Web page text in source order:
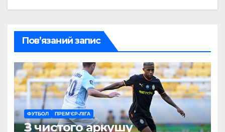
Пов’язаний запис
ФУТБОЛ ПРЕМ’ЄР-ЛІГА
З чистого аркушу